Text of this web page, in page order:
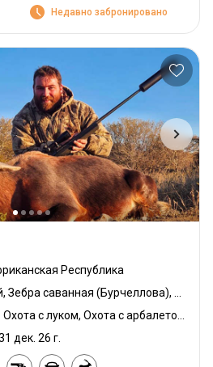
Недавно забронировано
Республика
дек. 26 г.